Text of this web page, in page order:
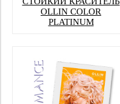
OLLIN COLOR
PLATINUM